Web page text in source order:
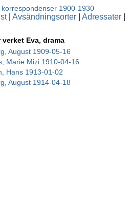
| Avsändningsorter Adressater
Eva, drama
August 1909-05-16
Marie Mizi 1910-04-16
Hans 1913-01-02
August 1914-04-18